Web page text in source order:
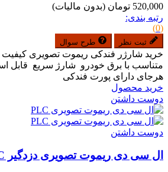
520,000 تومان
(بدون مالیات)
رتبه بندی:
(0)
ثبت نظر طرح سوال
خرید شارژر فندکی ریموت تصویری کیفیت
متناسب با برق خودرو شارژ سریع قابل
هرجای دارای پورت فندکی
خرید محصول
دوست داشتن
دوست داشتن
ال سی دی ریموت تصویری دزدگیر PLC